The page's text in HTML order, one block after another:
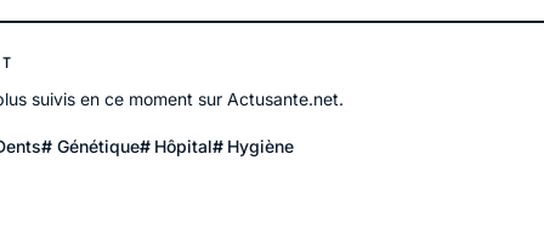
suivis en ce moment sur Actusante.net.
Génétique Hôpital Hygiène